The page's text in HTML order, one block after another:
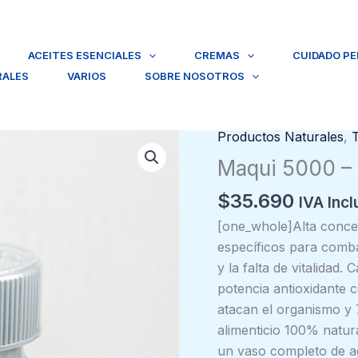
ACEITES ESENCIALES CREMAS
CUIDADO
VARIOS SOBRE NOSOTROS
Productos Naturales,
Maqui 5000
$35.690 IVA
[one_whole]Alta
específicos para
y la falta de vitalidad.
potencia antioxidante
atacan el organismo y
alimenticio 100%
un vaso completo de